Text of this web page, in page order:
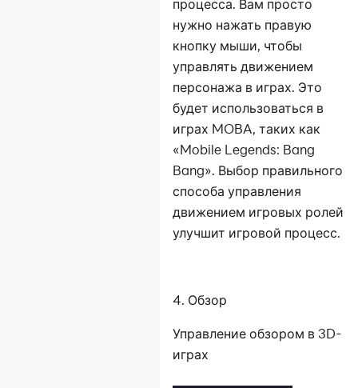
процесса. Вам просто
нужно нажать правую
кнопку мыши, чтобы
управлять движением
персонажа в играх. Это
будет использоваться в
играх MOBA, таких как
«Mobile Legends: Bang
Bang». Выбор правильного
способа управления
движением игровых ролей
улучшит игровой процесс.
4. Обзор
Управление обзором в 3D-
играх